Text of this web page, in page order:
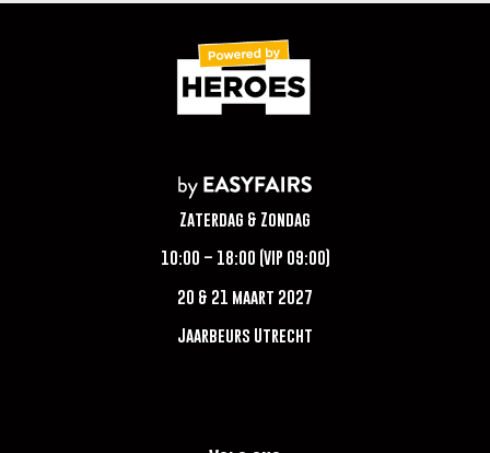
Zaterdag & Zondag
10:00 – 18:00 (VIP 09:00)
20 & 21 maart 2027
Jaarbeurs Utrecht